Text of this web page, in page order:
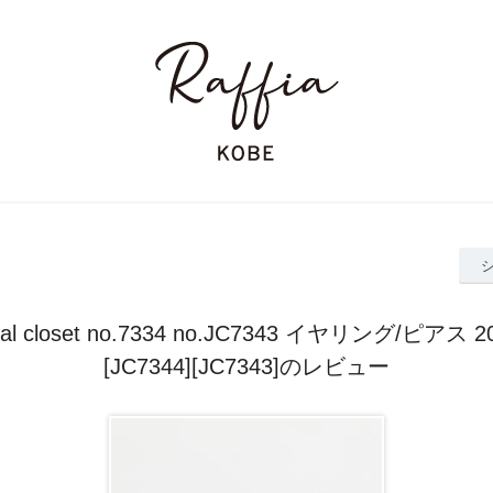
closet no.7334 no.JC7343 イヤリング/ピアス
[JC7344][JC7343]のレビュー